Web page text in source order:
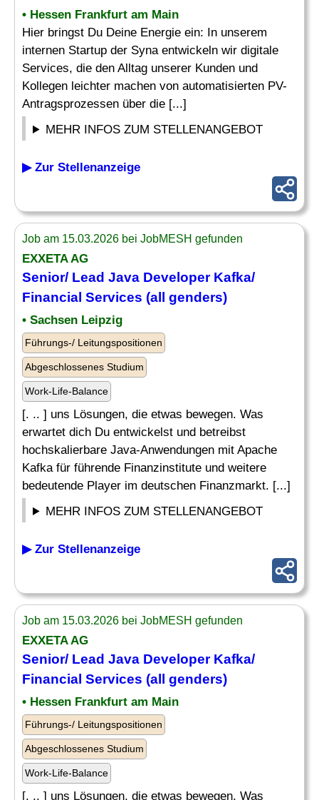
• Hessen Frankfurt am Main
Hier bringst Du Deine Energie ein: In unserem
internen Startup der Syna entwickeln wir digitale
Services, die den Alltag unserer Kunden und
Kollegen leichter machen von automatisierten PV-
Antragsprozessen über die [...]
MEHR INFOS ZUM STELLENANGEBOT
▶ Zur Stellenanzeige
Job am 15.03.2026 bei JobMESH gefunden
EXXETA AG
Senior/ Lead Java DeveloperKafka/
Financial Services (all genders)
• Sachsen Leipzig
Führungs-/ Leitungspositionen
Abgeschlossenes Studium
Work-Life-Balance
[. .. ] uns Lösungen, die etwas bewegen. Was
erwartet dich Du entwickelst und betreibst
hochskalierbare Java-Anwendungen mit Apache
Kafka für führende Finanzinstitute und weitere
bedeutende Player im deutschen Finanzmarkt. [...]
MEHR INFOS ZUM STELLENANGEBOT
▶ Zur Stellenanzeige
Job am 15.03.2026 bei JobMESH gefunden
EXXETA AG
Senior/ Lead Java DeveloperKafka/
Financial Services (all genders)
• Hessen Frankfurt am Main
Führungs-/ Leitungspositionen
Abgeschlossenes Studium
Work-Life-Balance
[. .. ] uns Lösungen, die etwas bewegen. Was